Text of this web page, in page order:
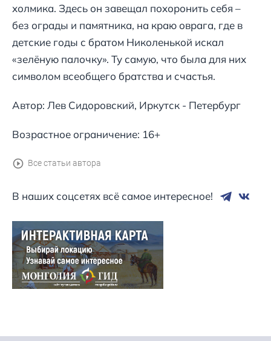
холмика. Здесь он завещал похоронить себя –
без ограды и памятника, на краю оврага, где в
детские годы с братом Николенькой искал
«зелёную палочку». Ту самую, что была для них
символом всеобщего братства и счастья.
Автор: Лев Сидоровский, Иркутск - Петербург
Возрастное ограничение: 16+
Все статьи автора
В наших соцсетях всё самое интересное!